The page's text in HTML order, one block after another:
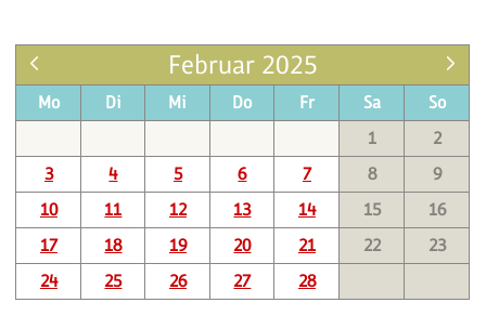
Februar 2025
Mo Di Mi Do Fr Sa
So
1
2
3
4 5 6 7 8
9
10
11 12 13 14 15
16
17
18 19 20 21 22
23
24
25 26 27 28